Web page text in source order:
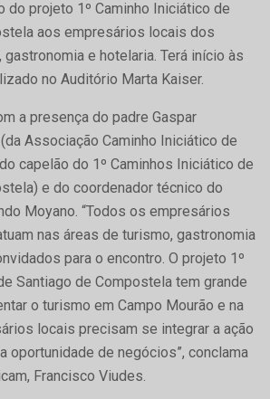
do projeto 1º Caminho Iniciático de
aos empresários locais dos
e hotelaria. Terá início às
no Auditório Marta Kaiser.
a presença do padre Gaspar
Associação Caminho Iniciático de
capelão do 1º Caminhos Iniciático de
e do coordenador técnico do
Moyano. “Todos os empresários
nas áreas de turismo, gastronomia
para o encontro. O projeto 1º
Santiago de Compostela tem grande
o turismo em Campo Mourão e na
locais precisam se integrar a ação
oportunidade de negócios”, conclama
Francisco Viudes.